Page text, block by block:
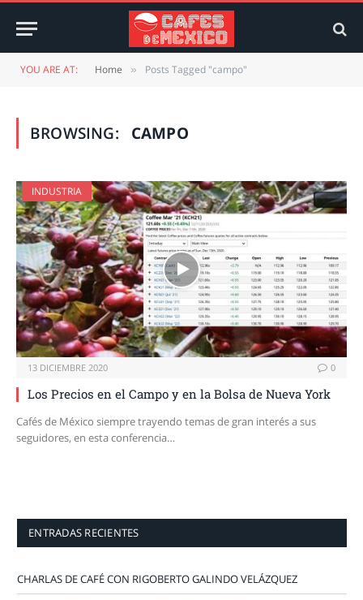
YOU ARE AT: Home » Posts Tagged "campo"
BROWSING: CAMPO
INDUSTRIA
13 DICIEMBRE 2020 0
Los Precios en el Campo y en la Bolsa de Nueva York
Cafés de México siempre trayendo temas de gran interés a sus
seguidores, en esta conferencia…
ENTRADAS RECIENTES
CHARLAS DE CAFÉ CON RIGOBERTO GALINDO VELÁZQUEZ